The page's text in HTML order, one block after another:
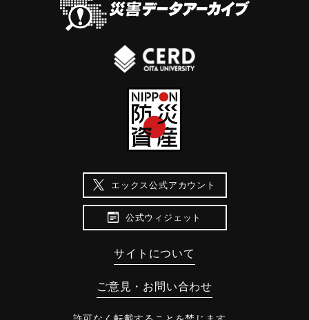
エックス公式アカウント
公式ウィジェット
サイトについて
ご意見・お問い合わせ